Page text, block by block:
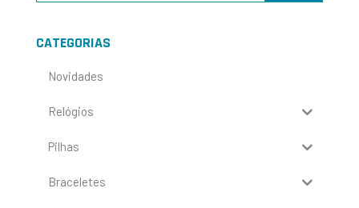
CATEGORIAS
Novidades
Relógios
Pilhas
Braceletes